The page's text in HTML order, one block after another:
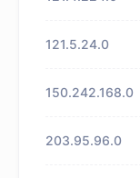
121.5.24.0
150.242.168.0
203.95.96.0